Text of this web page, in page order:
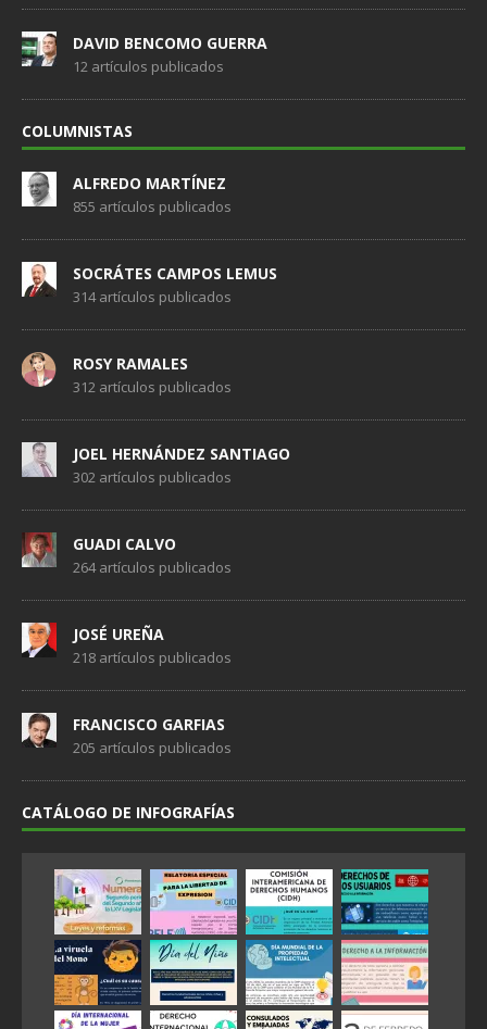
DAVID BENCOMO GUERRA
12 artículos publicados
COLUMNISTAS
ALFREDO MARTÍNEZ
855 artículos publicados
SOCRÁTES CAMPOS LEMUS
314 artículos publicados
ROSY RAMALES
312 artículos publicados
JOEL HERNÁNDEZ SANTIAGO
302 artículos publicados
GUADI CALVO
264 artículos publicados
JOSÉ UREÑA
218 artículos publicados
FRANCISCO GARFIAS
205 artículos publicados
CATÁLOGO DE INFOGRAFÍAS